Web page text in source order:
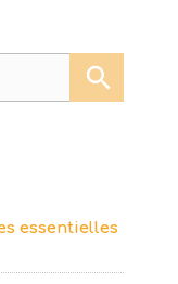
essentielles